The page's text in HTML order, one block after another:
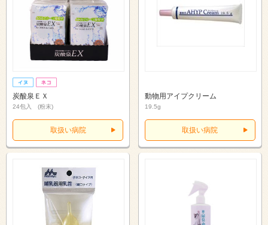
炭酸泉ＥＸ
24包入 (粉末)
取扱い病院
動物用アイプクリーム
19.5g
取扱い病院